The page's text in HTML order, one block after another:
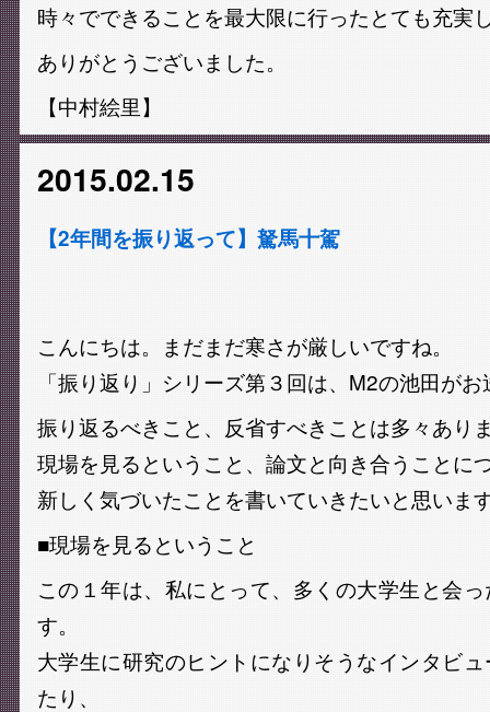
時々でできることを最大限に行ったとても充実
ありがとうございました。
【中村絵里】
2015.02.15
【2年間を振り返って】駑馬十駕
こんにちは。まだまだ寒さが厳しいですね。
「振り返り」シリーズ第３回は、M2の池田が
振り返るべきこと、反省すべきことは多々あり
現場を見るということ、論文と向き合うことに
新しく気づいたことを書いていきたいと思いま
■現場を見るということ
この１年は、私にとって、多くの大学生と会
す。
大学生に研究のヒントになりそうなインタビ
たり、